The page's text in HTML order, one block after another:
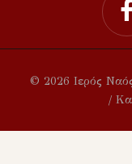
© 2026 Ιερός
/